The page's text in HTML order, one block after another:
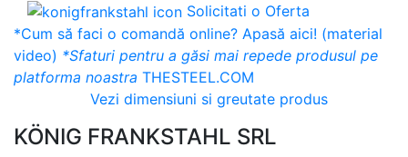
Solicitati o Oferta
*Cum să faci o comandă online? Apasă aici! (material
video) *Sfaturi pentru a găsi mai repede produsul pe
platforma noastra THESTEEL.COM
Vezi dimensiuni si greutate produs
KÖNIG FRANKSTAHL SRL